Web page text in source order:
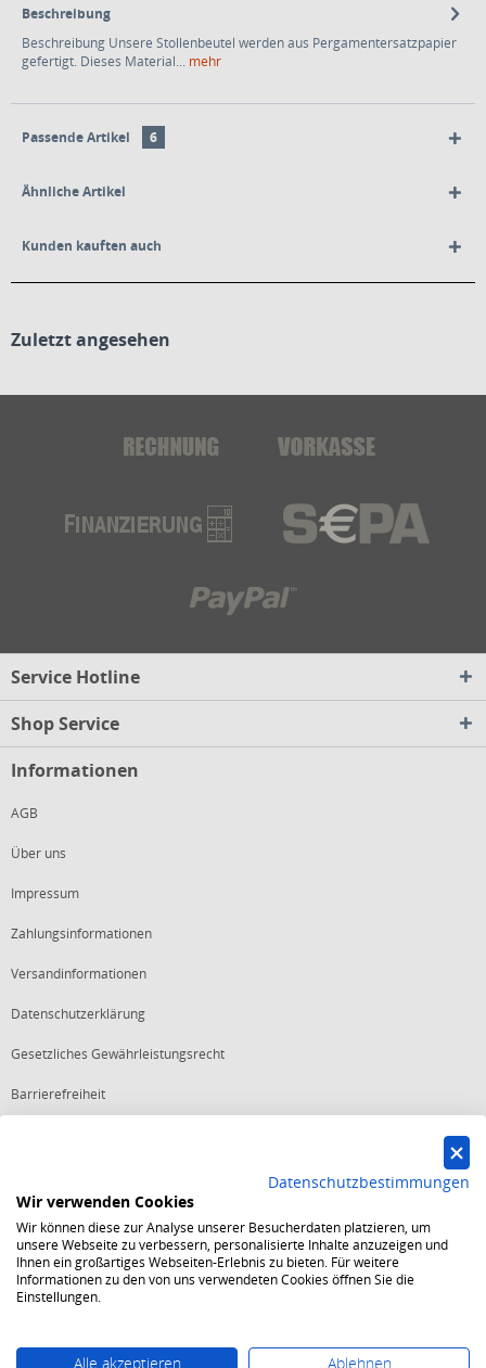
Beschreibung
Beschreibung Unsere Stollenbeutel werden aus Pergamentersatzpapier
gefertigt. Dieses Material... mehr
Passende Artikel 6
Ähnliche Artikel
Kunden kauften auch
Zuletzt angesehen
Service Hotline
Shop Service
Informationen
AGB
Über uns
Impressum
Zahlungsinformationen
Versandinformationen
Datenschutzerklärung
Gesetzliches Gewährleistungsrecht
Barrierefreiheit
Starker Service
Shops mit dem Excellent Shop Award stehen seit mehr als 5,
10, 15 oder 20 Jahren für ein sicheres und angenehmes
Einkaufserlebnis.
Echte Verlässlichkeit
Jede Bestellung ist durch den Trusted Shops Käuferschutz
Datenschutzbestimmungen
Wir verwenden Cookies
Wir können diese zur Analyse unserer Besucherdaten platzieren, um
unsere Webseite zu verbessern, personalisierte Inhalte anzuzeigen und
Ihnen ein großartiges Webseiten-Erlebnis zu bieten. Für weitere
Informationen zu den von uns verwendeten Cookies öffnen Sie die
Einstellungen.
Alle akzeptieren Ablehnen